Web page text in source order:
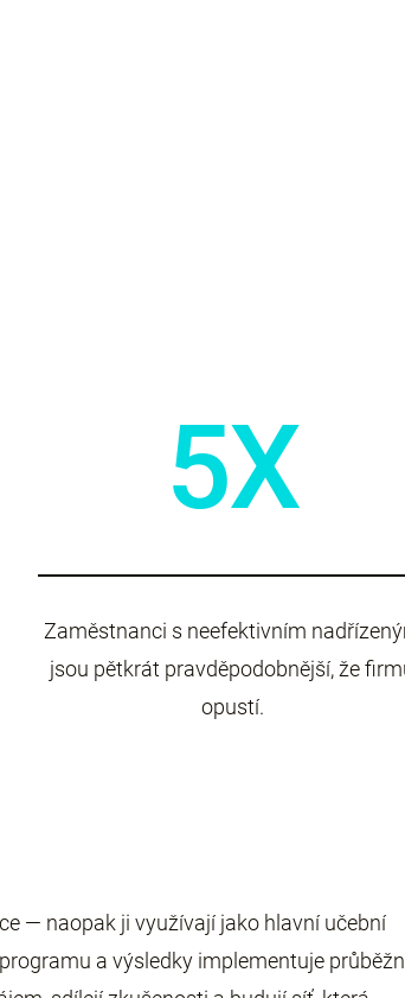
5X
Zaměstnanci s neefektivním
jsou pětkrát pravděpodobnější, že
opustí.
— naopak ji využívají jako hlavní učební
a výsledky implementuje